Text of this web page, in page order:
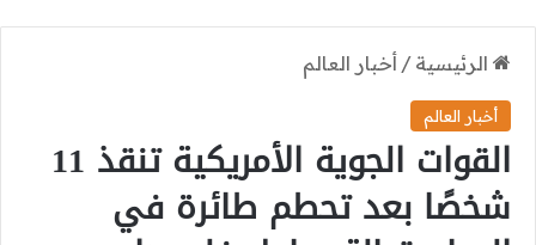
الرئيسية / أخبار العالم
أخبار العالم
القوات الجوية الأمريكية تنقذ 11
شخصًا بعد تحطم طائرة في